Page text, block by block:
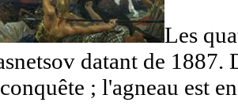
Les
datant de
; l'agneau est